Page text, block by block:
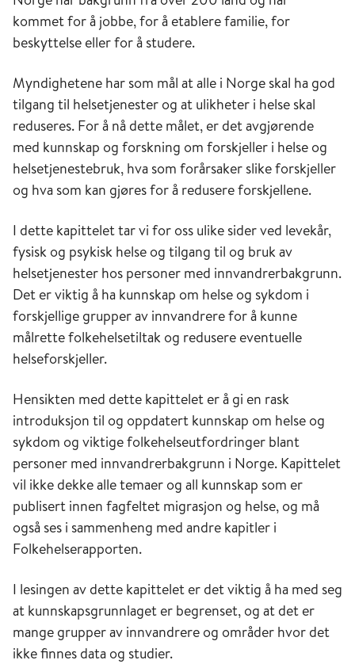
kommet for å jobbe, for å etablere familie, for
beskyttelse eller for å studere.
Myndighetene har som mål at alle i Norge skal ha god
tilgang til helsetjenester og at ulikheter i helse skal
reduseres. For å nå dette målet, er det avgjørende
med kunnskap og forskning om forskjeller i helse og
helsetjenestebruk, hva som forårsaker slike forskjeller
og hva som kan gjøres for å redusere forskjellene.
I dette kapittelet tar vi for oss ulike sider ved levekår,
fysisk og psykisk helse og tilgang til og bruk av
helsetjenester hos personer med innvandrerbakgrunn.
Det er viktig å ha kunnskap om helse og sykdom i
forskjellige grupper av innvandrere for å kunne
målrette folkehelsetiltak og redusere eventuelle
helseforskjeller.
Hensikten med dette kapittelet er å gi en rask
introduksjon til og oppdatert kunnskap om helse og
sykdom og viktige folkehelseutfordringer blant
personer med innvandrerbakgrunn i Norge. Kapittelet
vil ikke dekke alle temaer og all kunnskap som er
publisert innen fagfeltet migrasjon og helse, og må
også ses i sammenheng med andre kapitler i
Folkehelserapporten.
I lesingen av dette kapittelet er det viktig å ha med seg
at kunnskapsgrunnlaget er begrenset, og at det er
mange grupper av innvandrere og områder hvor det
ikke finnes data og studier.